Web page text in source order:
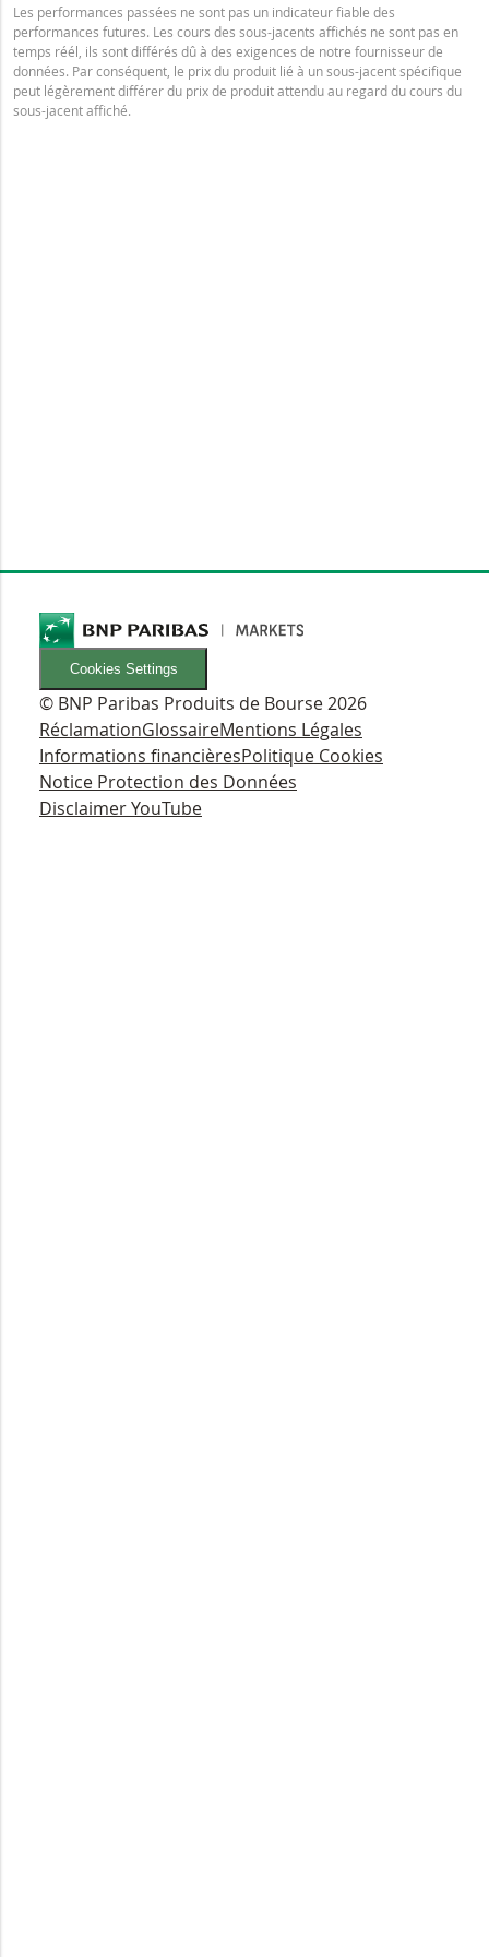
Les performances passées ne sont pas un indicateur fiable des
performances futures. Les cours des sous-jacents affichés ne sont pas en
temps réél, ils sont différés dû à des exigences de notre fournisseur de
données. Par conséquent, le prix du produit lié à un sous-jacent spécifique
peut légèrement différer du prix de produit attendu au regard du cours du
sous-jacent affiché.
Cookies Settings
© BNP Paribas Produits de Bourse 2026
RéclamationGlossaireMentions Légales
Informations financièresPolitique Cookies
Notice Protection des Données
Disclaimer YouTube